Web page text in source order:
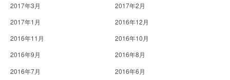
2017年3月
2017年2月
2017年1月
2016年12月
2016年11月
2016年10月
2016年9月
2016年8月
2016年7月
2016年6月